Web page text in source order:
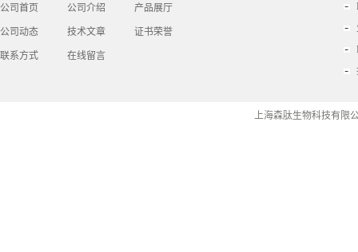
公司首页 公司介绍 产品展厅
公司动态 技术文章 证书荣誉
联系方式 在线留言
上海森肽生物科技有限